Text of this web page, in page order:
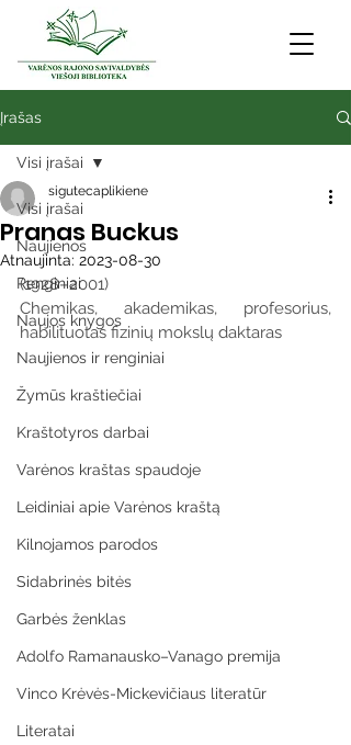
Įrašas
Visi įrašai
Naujienos
Renginiai
Naujos knygos
Naujienos ir renginiai
Žymūs kraštiečiai
Kraštotyros darbai
Varėnos kraštas spaudoje
Leidiniai apie Varėnos kraštą
Kilnojamos parodos
Sidabrinės bitės
Garbės ženklas
Adolfo Ramanausko–Vanago premija
Vinco Krėvės-Mickevičiaus literatūr
Literatai
Visi įrašai
Pranas Buckus
sigutecaplikiene
Atnaujinta: 2023-08-30
(1928–2001)
Chemikas, akademikas, profesorius,
habilituotas fizinių mokslų daktaras